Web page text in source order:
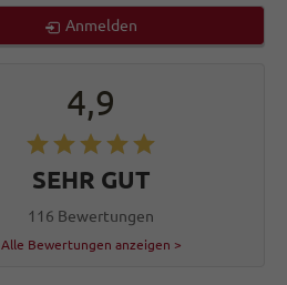
Anmelden
4,9
SEHR GUT
116 Bewertungen
Alle Bewertungen anzeigen >